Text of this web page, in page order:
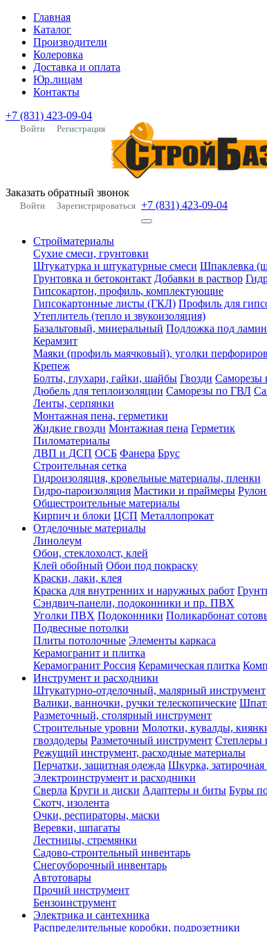
Главная
Каталог
Производители
Колеровка
Доставка и оплата
Юр.лицам
Контакты
+7 (831) 423-09-04
Войти Регистрация
Заказать обратный звонок
Войти Зарегистрироваться +7 (831) 423-09-04
Стройматериалы
Сухие смеси, грунтовки
Штукатурка и штукатурные смеси Шпаклевка
Грунтовка и бетоконтакт Добавки в раствор
Гипсокартон, профиль, комплектующие
Гипсокартонные листы (ГКЛ) Профиль для
Утеплитель (тепло и звукоизоляция)
Базальтовый, минеральный Подложка под
Керамзит
Маяки (профиль маячковый), уголки
Крепеж
Болты, глухари, гайки, шайбы Гвозди Саморезы
Дюбель для теплоизоляции Саморезы по ГВЛ
Ленты, серпянки
Монтажная пена, герметики
Жидкие гвозди Монтажная пена Герметик
Пиломатериалы
ДВП и ДСП ОСБ Фанера Брус
Строительная сетка
Гидроизоляция, кровельные материалы, пленки
Гидро-пароизоляция Мастики и праймеры
Общестроительные материалы
Кирпич и блоки ЦСП Металлопрокат
Отделочные материалы
Линолеум
Обои, стеклохолст, клей
Клей обойный Обои под покраску
Краски, лаки, клея
Краска для внутренних и наружных работ
Сэндвич-панели, подоконники и пр. ПВХ
Уголки ПВХ Подоконники Поликарбонат
Подвесные потолки
Плиты потолочные Элементы каркаса
Керамогранит и плитка
Керамогранит Россия Керамическая плитка
Инструмент и расходники
Штукатурно-отделочный, малярный инструмент
Валики, ванночки, ручки телескопические
Разметочный, столярный инструмент
Строительные уровни Молотки, кувалды,
гвоздодеры Разметочный инструмент Степлеры
Режущий инструмент, расходные материалы
Перчатки, защитная одежда Шкурка, затирочная
Электроинструмент и расходники
Сверла Круги и диски Адаптеры и биты Буры
Скотч, изолента
Очки, респираторы, маски
Веревки, шпагаты
Лестницы, стремянки
Садово-строительный инвентарь
Снегоуборочный инвентарь
Автотовары
Прочий инструмент
Бензоинструмент
Электрика и сантехника
Распределительные коробки, подрозетники